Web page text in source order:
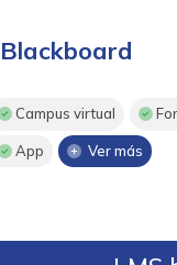
Blackboard
Campus virtual
App Ver más